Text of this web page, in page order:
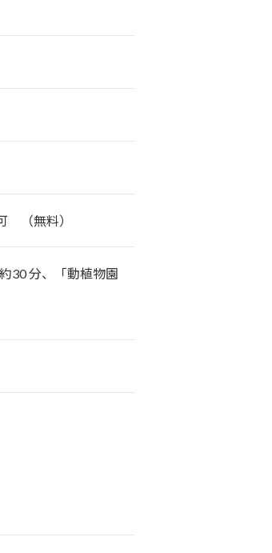
（無料）
30 分、「動植物園